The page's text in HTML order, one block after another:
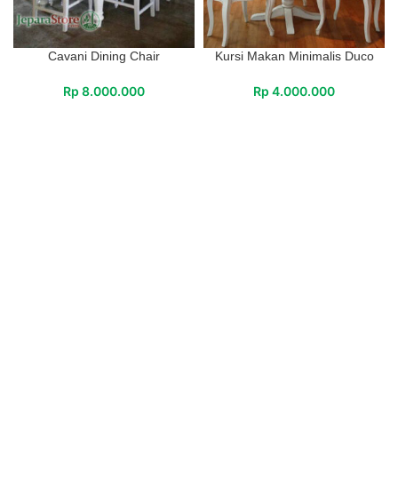
Cavani Dining Chair
Rp 8.000.000
Kursi Makan Minimalis Duco
Rp 4.000.000